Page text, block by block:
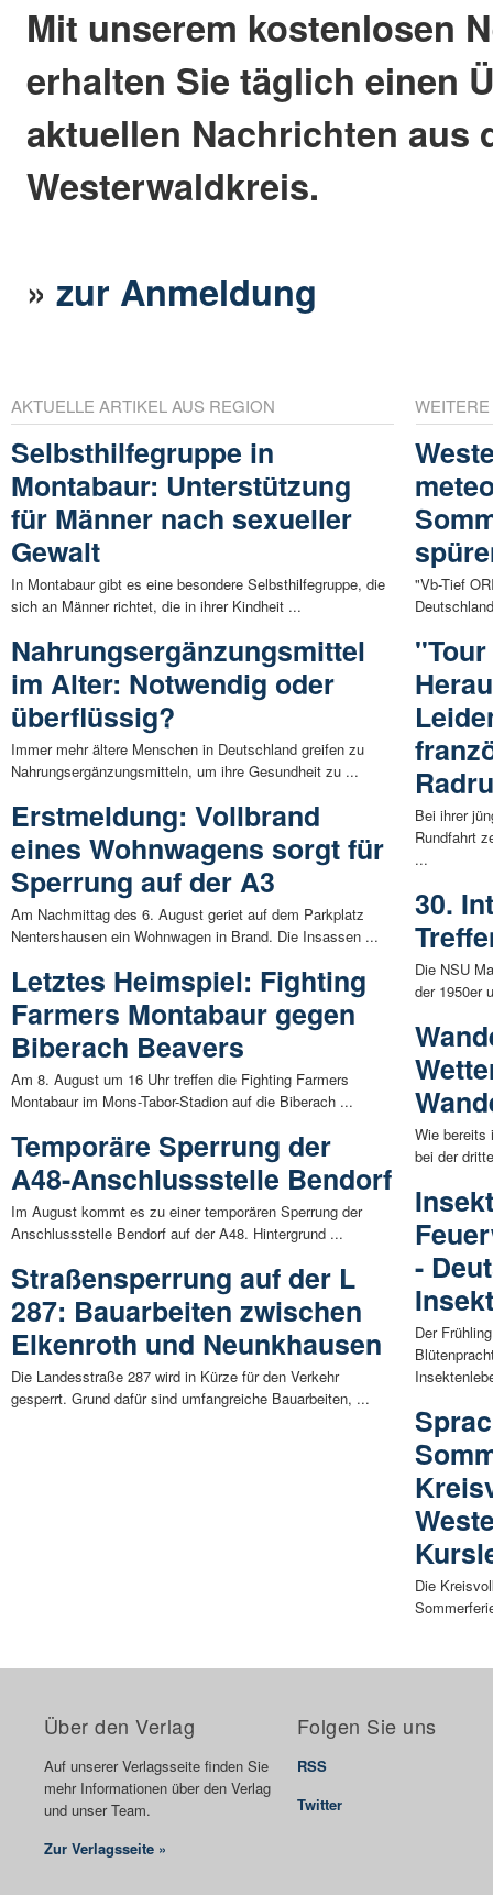
Mit unserem kostenlosen
erhalten Sie täglich einen
aktuellen Nachrichten aus
Westerwaldkreis.
»zur Anmeldung
AKTUELLE ARTIKEL AUS REGION
Selbsthilfegruppe in
Montabaur: Unterstützung
für Männer nach sexueller
Gewalt
In Montabaur gibt es eine besondere Selbsthilfegruppe, die
sich an Männer richtet, die in ihrer Kindheit ...
Nahrungsergänzungsmittel
im Alter: Notwendig oder
überflüssig?
Immer mehr ältere Menschen in Deutschland greifen zu
Nahrungsergänzungsmitteln, um ihre Gesundheit zu ...
Erstmeldung: Vollbrand
eines Wohnwagens sorgt für
Sperrung auf der A3
Am Nachmittag des 6. August geriet auf dem Parkplatz
Nentershausen ein Wohnwagen in Brand. Die Insassen ...
Letztes Heimspiel: Fighting
Farmers Montabaur gegen
Biberach Beavers
Am 8. August um 16 Uhr treffen die Fighting Farmers
Montabaur im Mons-Tabor-Stadion auf die Biberach ...
Temporäre Sperrung der
A48-Anschlussstelle Bendorf
Im August kommt es zu einer temporären Sperrung der
Anschlussstelle Bendorf auf der A48. Hintergrund ...
Straßensperrung auf der L
287: Bauarbeiten zwischen
Elkenroth und Neunkhausen
Die Landesstraße 287 wird in Kürze für den Verkehr
gesperrt. Grund dafür sind umfangreiche Bauarbeiten, ...
"Vb-Tief
Bei ihrer
Rundfahrt
...
30.
Die NSU
der 1950er
Wie bereits
bei der
-
Der
Die
Über den Verlag
Auf unserer Verlagsseite finden Sie
mehr Informationen über den Verlag
und unser Team.
Zur Verlagsseite »
Folgen Sie uns
RSS
Twitter